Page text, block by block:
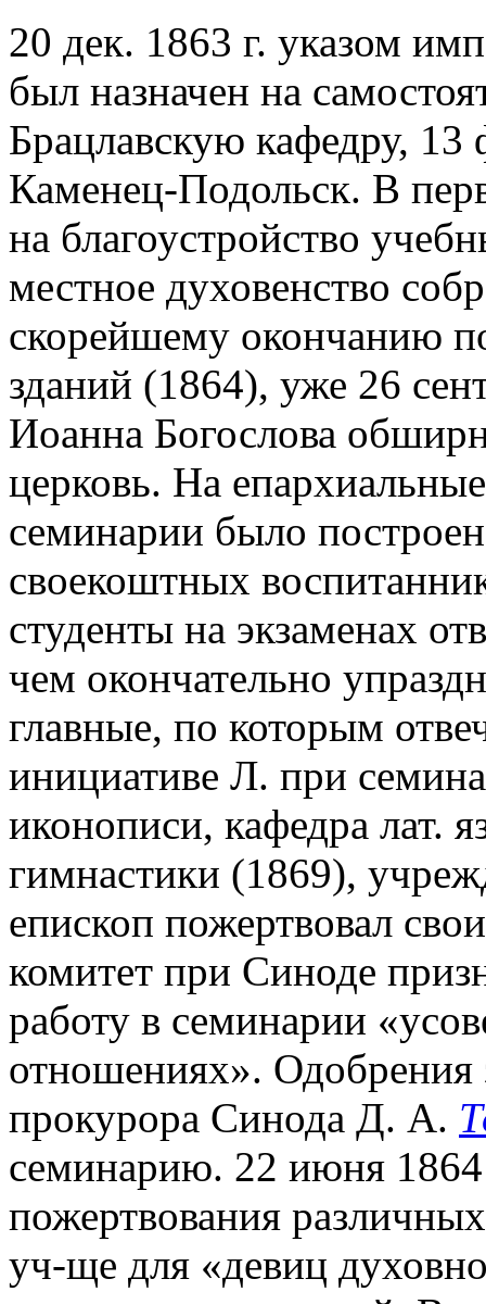
20 дек. 1863 г. указом
был назначен на
Брацлавскую кафедру,
Каменец-Подольск. В
на благоустройство
местное духовенство
скорейшему окончанию
зданий (1864), уже 26
Иоанна Богослова
церковь. На
семинарии было
своекоштных
студенты на экзаменах
чем окончательно
главные, по которым
инициативе Л. при
иконописи, кафедра лат.
гимнастики (1869),
епископ пожертвовал
комитет при Синоде
работу в семинарии
отношениях». Одобрения
прокурора Синода Д. А.
семинарию. 22 июня
пожертвования
уч-ще для «девиц